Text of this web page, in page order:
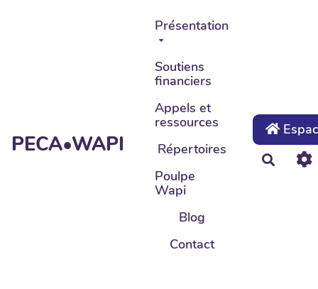
Aller au contenu principal
PECA•WAPI
Présentation
Soutiens
financiers
Appels et
ressources
Répertoires
Poulpe
Wapi
Blog
Contact